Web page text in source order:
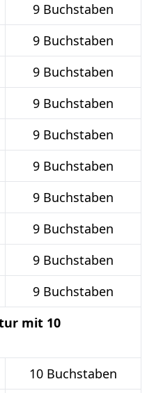
9 Buchstaben
9 Buchstaben
9 Buchstaben
9 Buchstaben
9 Buchstaben
9 Buchstaben
9 Buchstaben
9 Buchstaben
9 Buchstaben
9 Buchstaben
mit 10
10 Buchstaben